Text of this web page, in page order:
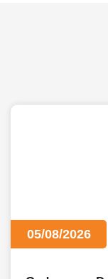
05/08/2026